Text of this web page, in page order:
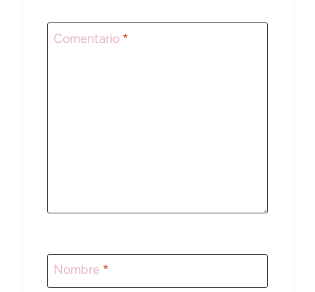
Comentario *
Nombre *